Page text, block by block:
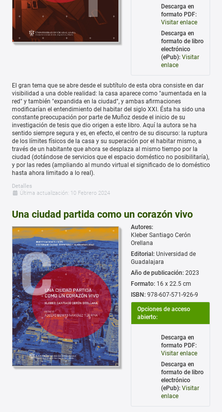
Descarga en
formato PDF:
Visitar enlace
Descarga en
formato de libro
electrónico
(ePub): Visitar
enlace
El gran tema que se abre desde el subtítulo de esta obra consiste en dar
visibilidad a una doble realidad: la casa aparece como "aumentada en la
red" y también "expandida en la ciudad", y ambas afirmaciones
modificarían el entendimiento del habitar del siglo XXI. Ésta ha sido una
constante preocupación por parte de Muñoz desde el inicio de su
investigación de tesis que dio origen a este libro. Aquí la autora se ha
sentido siempre segura y es, en efecto, el centro de su discurso: la ruptura
de los límites físicos de la casa y su superación por el habitar mismo, a
través de un habitante que ahora se desplaza al mismo tiempo por la
ciudad (dotándose de servicios que el espacio doméstico no posibilitaría),
y por las redes (ampliando al mundo virtual el significado de lo doméstico
hasta ahora limitado a lo real).
Detalles
Última actualización: 10 Febrero 2024
Una ciudad partida como un corazón vivo
Autores:
Kleber Santiago Cerón
Orellana
Editorial: Universidad de
Guadalajara
Año de publicación: 2023
Formato: 16 x 22.5 cm
ISBN: 978-607-571-926-9
Opciones de acceso
abierto:
Descarga en
formato PDF:
Visitar enlace
Descarga en
formato de libro
electrónico
(ePub): Visitar
enlace